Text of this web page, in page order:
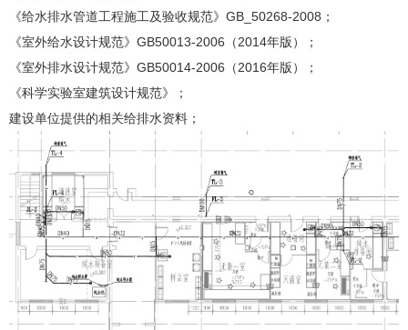
《给水排水管道工程施工及验收规范》GB_50268-2008；
《室外给水设计规范》GB50013-2006（2014年版）；
《室外排水设计规范》GB50014-2006（2016年版）；
《科学实验室建筑设计规范》；
建设单位提供的相关给排水资料；